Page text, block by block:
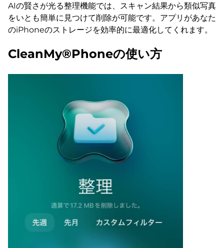
AIの賢さが光る整理機能では、スキャン結果から類似写真
をいとも簡単に見つけて削除が可能です。アプリがあなた
のiPhoneのストレージを効率的に最適化してくれます。
CleanMy®Phoneの使い方